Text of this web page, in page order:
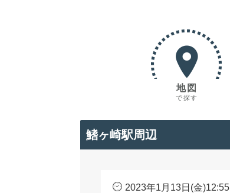
地図
で探す
鰭ヶ崎駅周辺
2023年1月13日(金)12:55